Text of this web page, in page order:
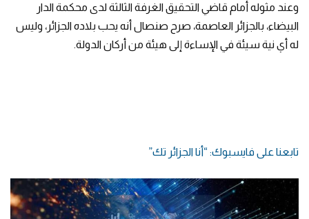
وعند مثوله أمام قاضي التحقيق الغرفة الثالثة لدى محكمة الدار
البيضاء، بالجزائر العاصمة، صرح صنصال أنه يحب بلاده الجزائر، وليس
له أي نية سيئة في الإساءة إلى هيئة من أركان الدولة.
تابعنا على فايسبوك: “أنا الجزائر تك”